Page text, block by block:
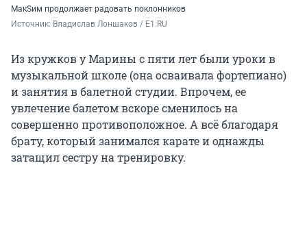
МакSим продолжает радовать поклонников
Источник: Владислав Лоншаков / E1.RU
Из кружков у Марины с пяти лет были уроки в
музыкальной школе (она осваивала фортепиано)
и занятия в балетной студии. Впрочем, ее
увлечение балетом вскоре сменилось на
совершенно противоположное. А всё благодаря
брату, который занимался карате и однажды
затащил сестру на тренировку.